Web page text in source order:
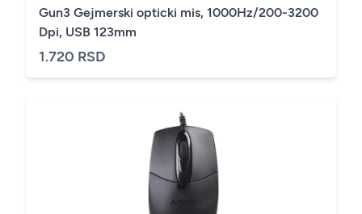
Gun3 Gejmerski opticki mis, 1000Hz/200-3200
Dpi, USB 123mm
1.720 RSD